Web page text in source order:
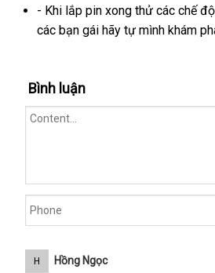
- địa
chỉ
Khi lắp pin xong thử thanh
lý
các chế
thanh
các bạn gái hãy tự mình khám
Bình luận
H Hồng Ngọc